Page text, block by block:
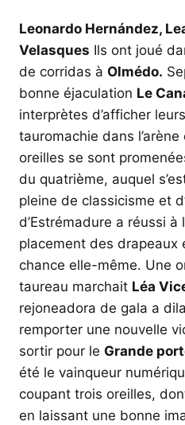
Leonardo Hernández,
Velasques Ils ont joué
de corridas à Olmédo.
bonne éjaculation Le
interprètes d’afficher
tauromachie dans
oreilles se sont
du quatrième, auquel
pleine de classicisme et
d’Estrémadure a réussi à
placement des drapeaux
chance elle-même. Une
taureau marchait Léa
rejoneadora de gala a
remporter une nouvelle
sortir pour le Grande
été le vainqueur
coupant trois oreilles,
en laissant une bonne